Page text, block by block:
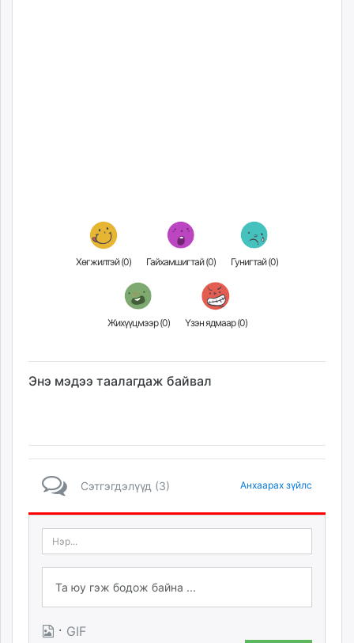
Хөгжилтэй (0) Гайхамшигтай (0) Гунигтай (0)
Жихүүцмээр (0) Үзэн ядмаар (0)
Энэ мэдээ таалагдаж байвал
Сэтгэгдэлүүд (3) Анхаарах зүйлс
· GIF